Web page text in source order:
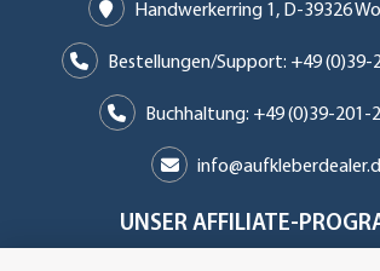
Handwerkerring 1, D-39326
Bestellungen/Support: +49 (0)39-
Buchhaltung: +49 (0)39-201-
UNSER AFFILIATE-